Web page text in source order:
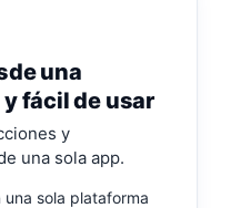
una
fácil de usar
y
una sola app.
sola plataforma